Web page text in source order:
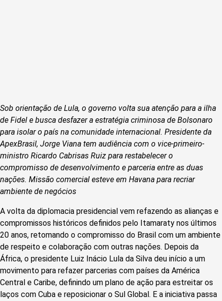
Sob orientação de Lula, o governo volta sua atenção para a ilha
de Fidel e busca desfazer a estratégia criminosa de Bolsonaro
para isolar o país na comunidade internacional. Presidente da
ApexBrasil, Jorge Viana tem audiência com o vice-primeiro-
ministro Ricardo Cabrisas Ruiz para restabelecer o
compromisso de desenvolvimento e parceria entre as duas
nações. Missão comercial esteve em Havana para recriar
ambiente de negócios
A volta da diplomacia presidencial vem refazendo as alianças e
compromissos históricos definidos pelo Itamaraty nos últimos
20 anos, retomando o compromisso do Brasil com um ambiente
de respeito e colaboração com outras nações. Depois da
África, o presidente Luiz Inácio Lula da Silva deu início a um
movimento para refazer parcerias com países da América
Central e Caribe, definindo um plano de ação para estreitar os
laços com Cuba e reposicionar o Sul Global. E a iniciativa passa